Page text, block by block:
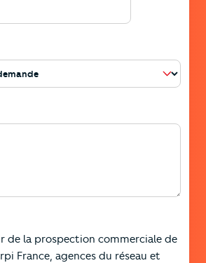
de la prospection commerciale de
France, agences du réseau et